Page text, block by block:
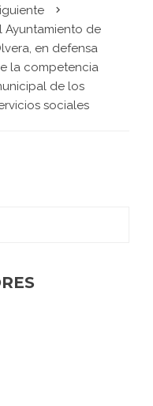
Ayuntamiento de
en defensa
la competencia
de los
sociales